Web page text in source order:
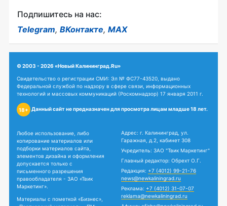
Подпишитесь на нас:
Telegram, ВКонтакте, MAX
© 2003 - 2026 «Новый Калининград.Ru»
Свидетельство о регистрации СМИ: Эл № ФС77-43520, выдано
Федеральной службой по надзору в сфере связи, информационных
технологий и массовых коммуникаций (Роскомнадзор) 17 января 2011 г.
18+ Данный сайт не предназначен для просмотра лицам младше 18 лет.
Любое использование, либо
копирование материалов или
подборки материалов сайта,
элементов дизайна и оформления
допускается только с
письменного разрешения
правообладателя - ЗАО «Твик
Маркетинг».
Материалы с пометкой «Бизнес»,
Адрес: г. Калининград, ул.
Гаражная, д.2, кабинет 308
Учредитель: ЗАО "Твик Маркетинг"
Главный редактор: Обрехт О.Г.
Редакция: +7 (4012) 99-21-76
news@newkaliningrad.ru
Реклама: +7 (4012) 31-07-07
reklama@newkaliningrad.ru